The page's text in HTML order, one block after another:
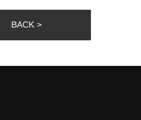
BACK >